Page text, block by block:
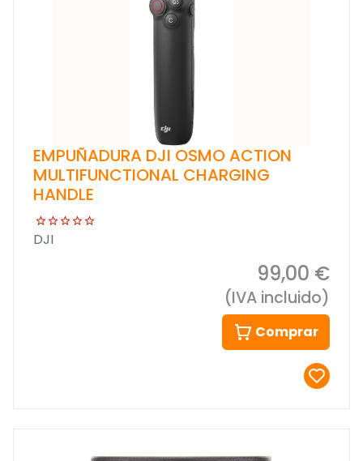
EMPUÑADURA DJI OSMO ACTION
MULTIFUNCTIONAL CHARGING
HANDLE
DJI
99,00 €
(IVA incluido)
Comprar